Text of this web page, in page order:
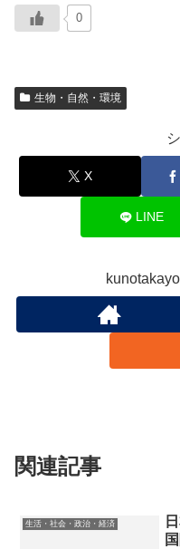
0
生物・自然・環境
X
LINE
関連記事
生活・社会・政治・経済